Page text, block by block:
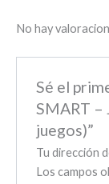
No hay
Sé el
SMART –
juegos)”
Tu dirección
Los campos